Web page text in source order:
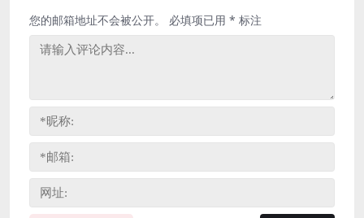
您的邮箱地址不会被公开。 必填项已用 * 标注